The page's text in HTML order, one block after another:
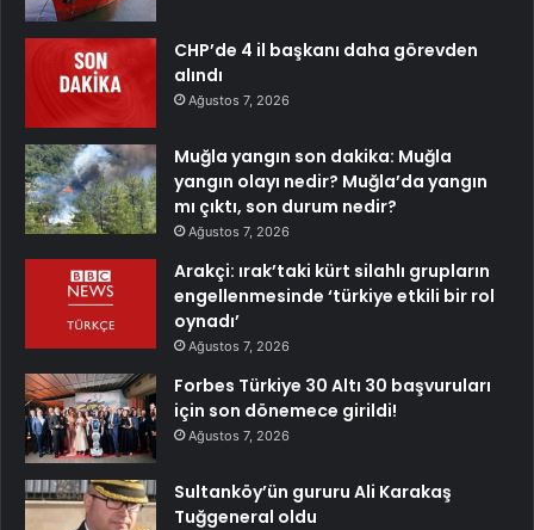
CHP’de 4 il başkanı daha görevden
alındı
Ağustos 7, 2026
Muğla yangın son dakika: Muğla
yangın olayı nedir? Muğla’da yangın
mı çıktı, son durum nedir?
Ağustos 7, 2026
Arakçi: ırak’taki kürt silahlı grupların
engellenmesinde ‘türkiye etkili bir rol
oynadı’
Ağustos 7, 2026
Forbes Türkiye 30 Altı 30 başvuruları
için son dönemece girildi!
Ağustos 7, 2026
Sultanköy’ün gururu Ali Karakaş
Tuğgeneral oldu